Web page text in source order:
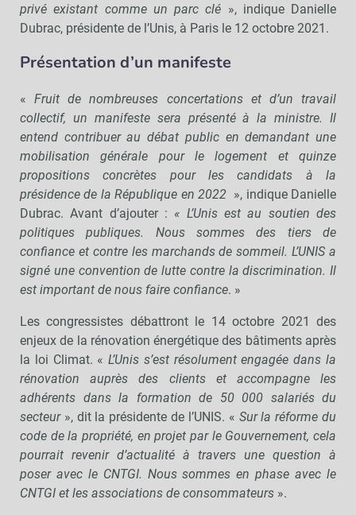
privé existant comme un parc clé », indique Danielle
Dubrac, présidente de l’Unis, à Paris le 12 octobre 2021.
Présentation d’un manifeste
«Fruit de nombreuses concertations et d’un travail
collectif, un manifeste sera présenté à la ministre. Il
entend contribuer au débat public en demandant une
mobilisation générale pour le logement et quinze
propositions concrètes pour les candidats à la
présidence de la République en 2022 », indique Danielle
Dubrac. Avant d’ajouter : « L’Unis est au soutien des
politiques publiques. Nous sommes des tiers de
confiance et contre les marchands de sommeil. L’UNIS a
signé une convention de lutte contre la discrimination. Il
est important de nous faire confiance. »
Les congressistes débattront le 14 octobre 2021 des
enjeux de la rénovation énergétique des bâtiments après
la loi Climat. «L’Unis s’est résolument engagée dans la
rénovation auprès des clients et accompagne les
adhérents dans la formation de 50 000 salariés du
secteur», dit la présidente de l’UNIS. « Sur la réforme du
code de la propriété, en projet par le Gouvernement, cela
pourrait revenir d’actualité à travers une question à
poser avec le CNTGI. Nous sommes en phase avec le
CNTGI et les associations de consommateurs ».